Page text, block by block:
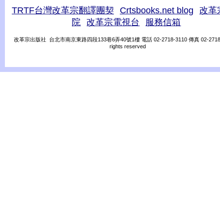
TRTF台灣改革宗翻譯團契 Crtsbooks.net blog
改革
院
改革宗電視台 服務信箱
改革宗出版社 台北市南京東路四段133巷6弄40號1樓 電話 02-2718-3110 傳真 02-
rights reserved